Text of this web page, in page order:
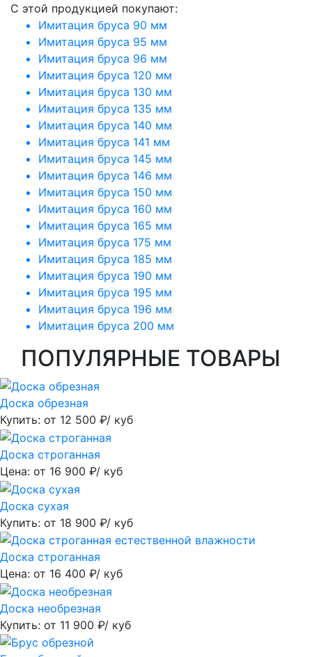
C этой продукцией покупают:
Имитация бруса 90 мм
Имитация бруса 95 мм
Имитация бруса 96 мм
Имитация бруса 120 мм
Имитация бруса 130 мм
Имитация бруса 135 мм
Имитация бруса 140 мм
Имитация бруса 141 мм
Имитация бруса 145 мм
Имитация бруса 146 мм
Имитация бруса 150 мм
Имитация бруса 160 мм
Имитация бруса 165 мм
Имитация бруса 175 мм
Имитация бруса 185 мм
Имитация бруса 190 мм
Имитация бруса 195 мм
Имитация бруса 196 мм
Имитация бруса 200 мм
ПОПУЛЯРНЫЕ ТОВАРЫ
Доска обрезная
Купить: от 12 500 ₽/ куб
Доска строганная
Цена: от 16 900 ₽/ куб
Доска сухая
Купить: от 18 900 ₽/ куб
Доска строганная
Цена: от 16 400 ₽/ куб
Доска необрезная
Купить: от 11 900 ₽/ куб